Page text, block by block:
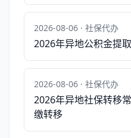
2026-08-06 · 社保代办
2026年异地公积金提
2026-08-06 · 社保代办
2026年异地社保转移
缴转移